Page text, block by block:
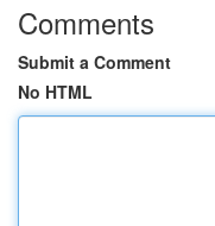
Comments
Submit a Comment
No HTML